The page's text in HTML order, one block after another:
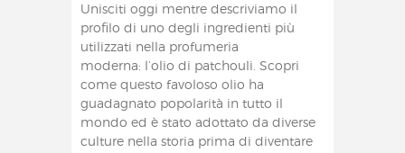
Unisciti oggi mentre descriviamo il
profilo di uno degli ingredienti più
utilizzati nella profumeria
moderna: l’olio di patchouli. Scopri
come questo favoloso olio ha
guadagnato popolarità in tutto il
mondo ed è stato adottato da diverse
culture nella storia prima di diventare